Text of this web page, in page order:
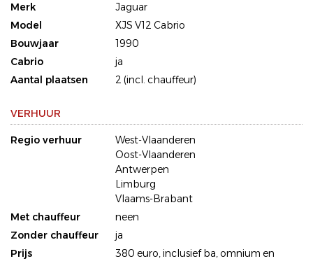
Merk
Jaguar
Model
XJS V12 Cabrio
Bouwjaar
1990
Cabrio
ja
Aantal plaatsen
2 (incl. chauffeur)
VERHUUR
Regio verhuur
West-Vlaanderen
Oost-Vlaanderen
Antwerpen
Limburg
Vlaams-Brabant
Met chauffeur
neen
Zonder chauffeur
ja
Prijs
380 euro, inclusief ba, omnium en